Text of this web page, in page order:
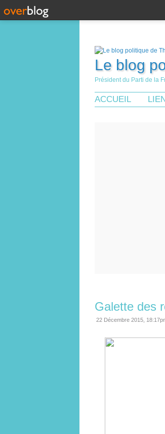
Le blog
Président du Parti de la
ACCUEIL
Galette des
22 Décembre 2015,